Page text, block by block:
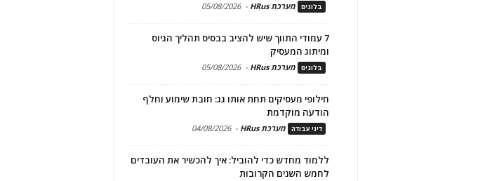
בלוגים מערכת HRus -
05/08/2026
7 עמודי התווך שיש להציב בבסיס תהליך הגיוס
ומיתוג המעסיק
בלוגים מערכת HRus -
05/08/2026
חילופי מעסיקים תחת אותו גג: חובת שימוע וחלף
הודעה מוקדמת
דיני עבודה מערכת HRus -
04/08/2026
ללמוד מחדש כדי להוביל: איך להכשיר את העובדים
לחמש השנים הקרובות